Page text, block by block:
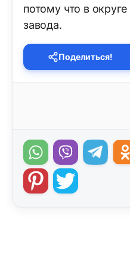
потому что в
завода.
Поделиться!